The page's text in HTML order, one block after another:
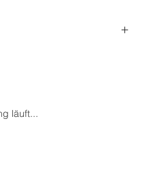
läuft...